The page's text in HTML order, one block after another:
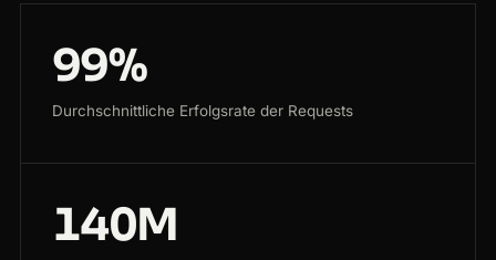
99%
Durchschnittliche Erfolgsrate der Requests
140M